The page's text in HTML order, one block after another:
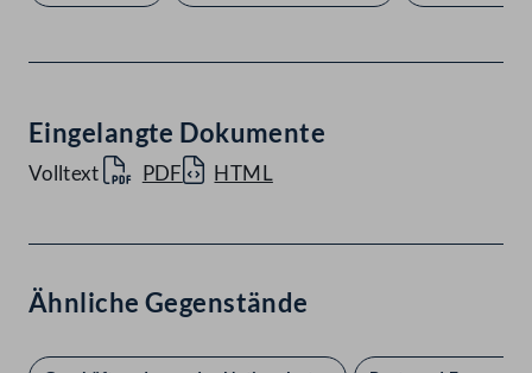
Eingelangte Dokumente
Volltext PDF HTML
Ähnliche Gegenstände